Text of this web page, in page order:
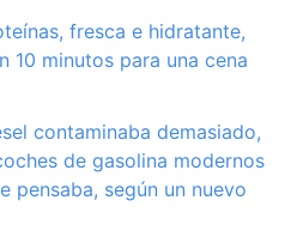
fresca e hidratante,
10 minutos para una cena
contaminaba demasiado,
de gasolina modernos
pensaba, según un nuevo